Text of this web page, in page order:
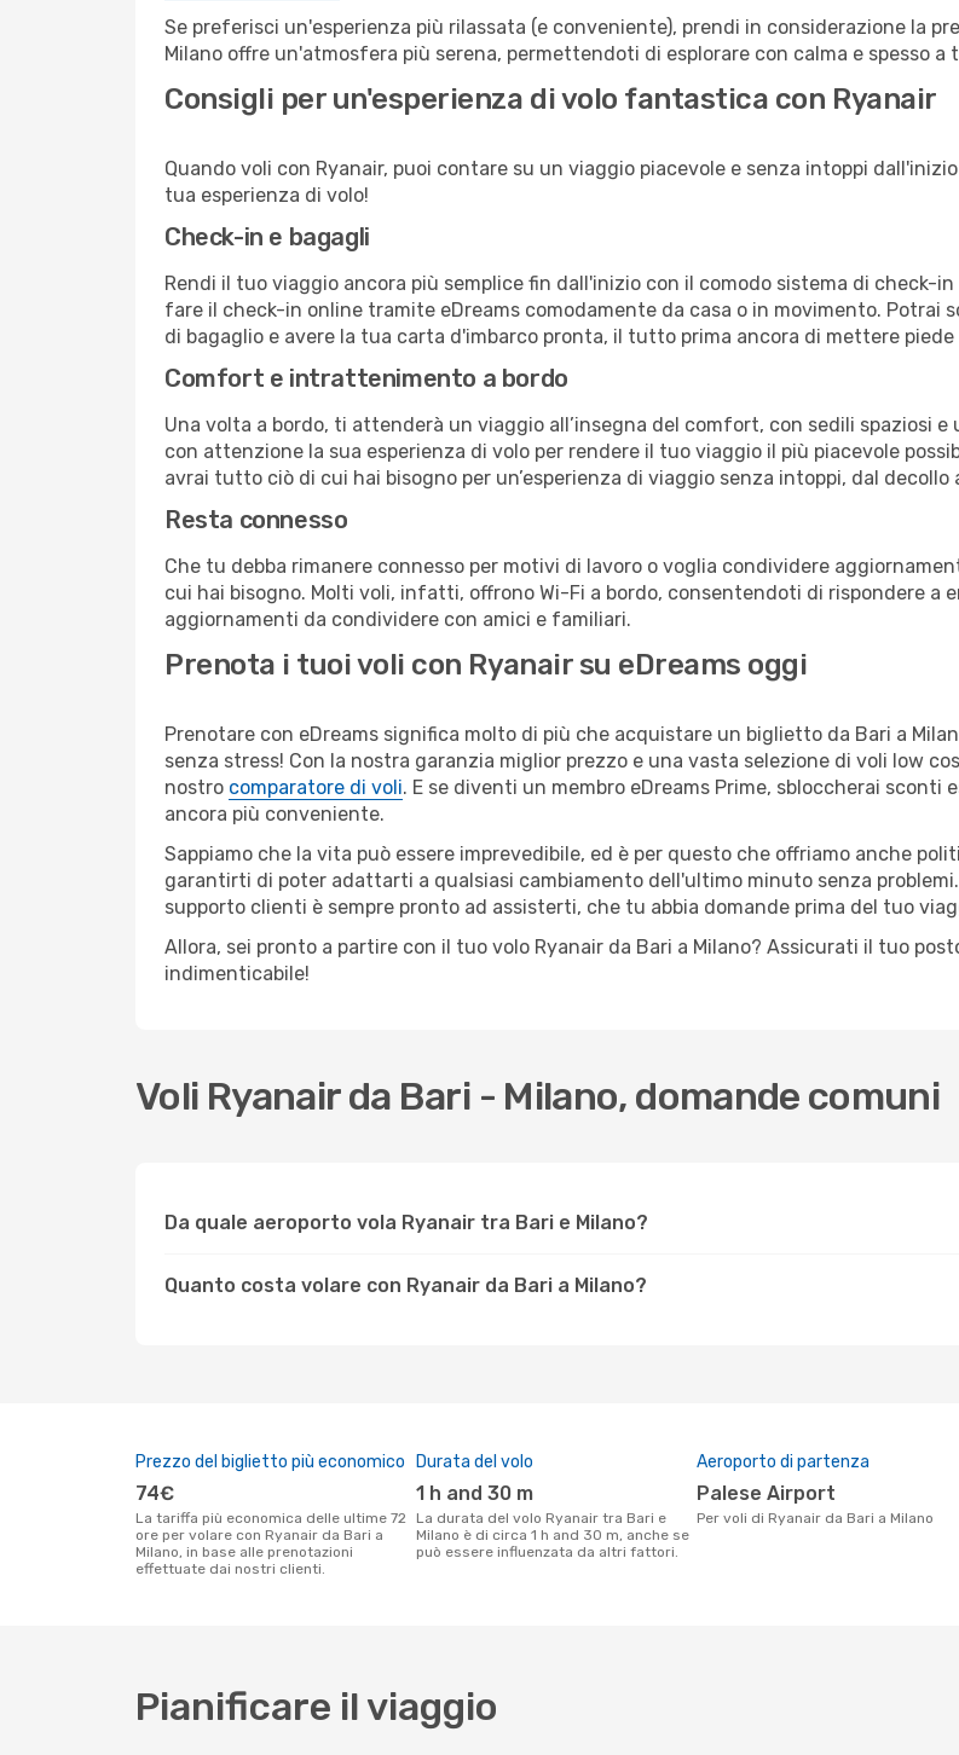
Se preferisci un'esperienza più rilassata (e conveniente), prendi in considerazione la
Milano offre un'atmosfera più serena, permettendoti di esplorare con calma e spesso a
Consigli per un'esperienza di volo fantastica con Ryanair
Quando voli con Ryanair, puoi contare su un viaggio piacevole e senza intoppi
tua esperienza di volo!
Check-in e bagagli
Rendi il tuo viaggio ancora più semplice fin dall'inizio con il comodo sistema di check-
fare il check-in online tramite eDreams comodamente da casa o in movimento.
di bagaglio e avere la tua carta d'imbarco pronta, il tutto prima ancora di mettere piede
Comfort e intrattenimento a bordo
Una volta a bordo, ti attenderà un viaggio all’insegna del comfort, con sedili spaziosi
con attenzione la sua esperienza di volo per rendere il tuo viaggio il più piacevole
avrai tutto ciò di cui hai bisogno per un’esperienza di viaggio senza intoppi, dal
Resta connesso
Che tu debba rimanere connesso per motivi di lavoro o voglia condividere
cui hai bisogno. Molti voli, infatti, offrono Wi-Fi a bordo, consentendoti di rispondere a
aggiornamenti da condividere con amici e familiari.
Prenota i tuoi voli con Ryanair su eDreams oggi
Prenotare con eDreams significa molto di più che acquistare un biglietto da Bari a
senza stress! Con la nostra garanzia miglior prezzo e una vasta selezione di voli low
nostro comparatore di voli. E se diventi un membro eDreams Prime, sbloccherai
ancora più conveniente.
Sappiamo che la vita può essere imprevedibile, ed è per questo che offriamo anche
garantirti di poter adattarti a qualsiasi cambiamento dell'ultimo minuto senza
supporto clienti è sempre pronto ad assisterti, che tu abbia domande prima del tuo
Allora, sei pronto a partire con il tuo volo Ryanair da Bari a Milano? Assicurati il tuo
indimenticabile!
Voli Ryanair da Bari - Milano, domande comuni
Da quale aeroporto vola Ryanair tra Bari e Milano?
Quanto costa volare con Ryanair da Bari a Milano?
Prezzo del biglietto più economico
74€
La tariffa più economica delle ultime 72
ore per volare con Ryanair da Bari a
Milano, in base alle prenotazioni
effettuate dai nostri clienti.
Durata del volo
1 h and 30 m
La durata del volo Ryanair tra Bari e
Milano è di circa 1 h and 30 m, anche se
può essere influenzata da altri fattori.
Aeroporto di partenza
Palese Airport
Per voli di Ryanair da Bari a Milano
Pianificare il viaggio